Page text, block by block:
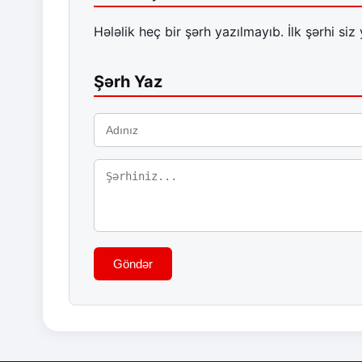
Hələlik heç bir şərh yazılmayıb. İlk şərhi siz
Şərh Yaz
Göndər